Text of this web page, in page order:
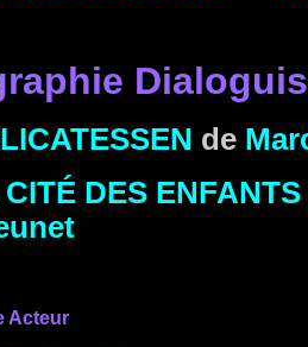
de
DES
Acteur